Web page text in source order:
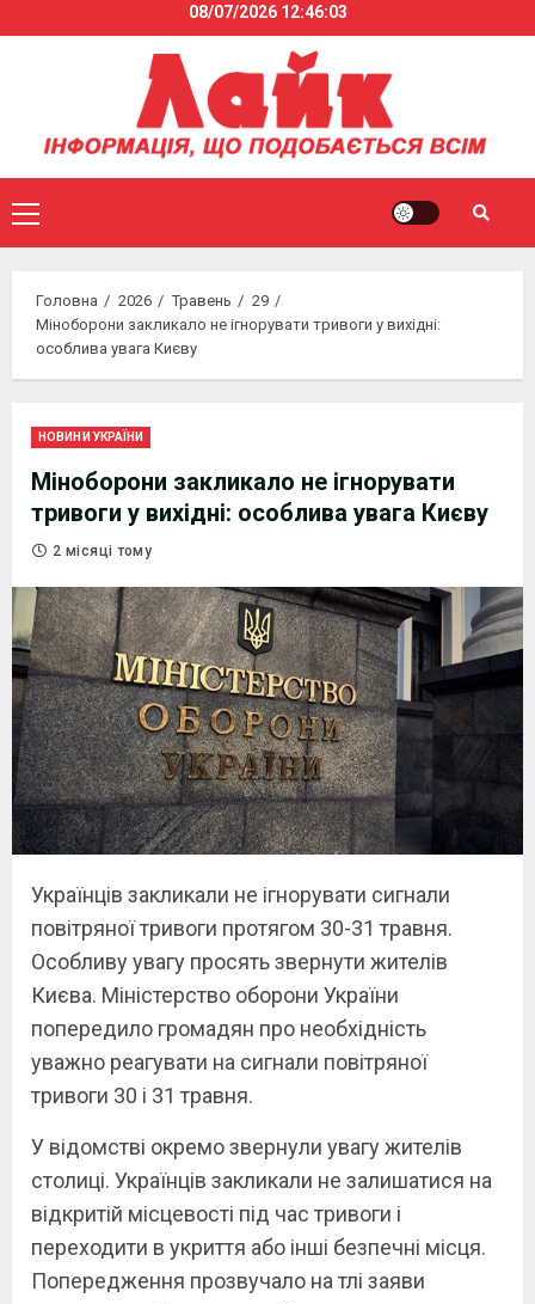
to
08/07/2026 12:46:04
Primary
Menu
Головна 2026 Травень
29
Міноборони закликало не ігнорувати тривоги у вихідні:
особлива увага Києву
НОВИНИ УКРАЇНИ
Міноборони закликало не ігнорувати
тривоги у вихідні: особлива увага Києву
2 місяці тому
Українців закликали не ігнорувати сигнали
повітряної тривоги протягом 30-31 травня.
Особливу увагу просять звернути жителів
Києва. Міністерство оборони України
попередило громадян про необхідність
уважно реагувати на сигнали повітряної
тривоги 30 і 31 травня.
У відомстві окремо звернули увагу жителів
столиці. Українців закликали не залишатися на
відкритій місцевості під час тривоги і
переходити в укриття або інші безпечні місця.
Попередження прозвучало на тлі заяви